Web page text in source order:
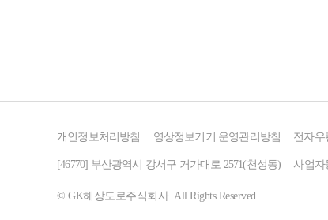
개인정보처리방침 영상정보기기 운영관리방침 전자우
[46770] 부산광역시 강서구 거가대로 2571(천성동) 사업자
© GK해상도로주식회사. All Rights Reserved.